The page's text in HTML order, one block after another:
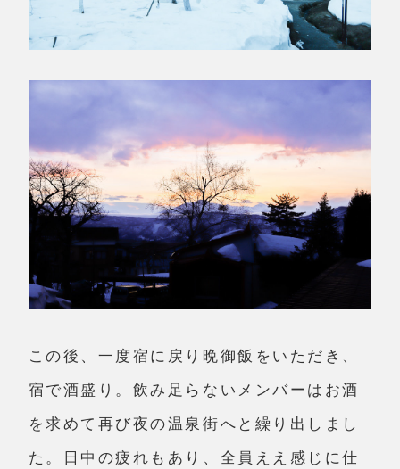
この後、一度宿に戻り晩御飯をいただき、
宿で酒盛り。飲み足らないメンバーはお酒
を求めて再び夜の温泉街へと繰り出しまし
た。日中の疲れもあり、全員ええ感じに仕